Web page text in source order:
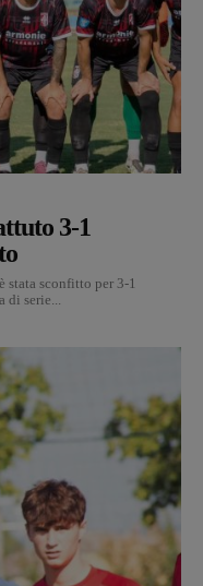
3-1
stata sconfitto per 3-1
serie...